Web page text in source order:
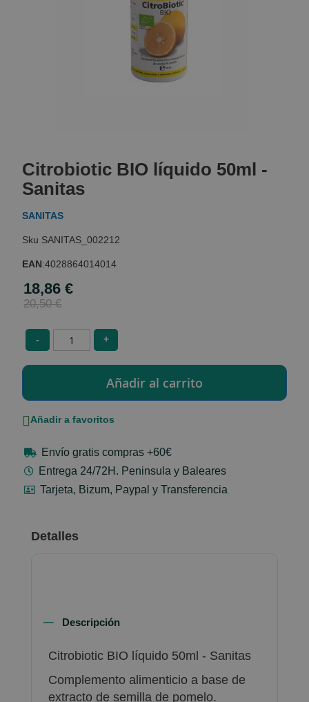
the
beginning
of
the
gallery
Citrobiotic BIO líquido 50ml -
Sanitas
SANITAS
SANITAS_002212
EAN:4028864014014
Special
Price
18,86 €
20,50 €
- +
Añadir a favoritos
Envío gratis compras +60€
Entrega 24/72H. Peninsula y Baleares
Tarjeta, Bizum, Paypal y Transferencia
Detalles
Descripción
Citrobiotic BIO líquido 50ml - Sanitas
Complemento alimenticio a base de
extracto de semilla de pomelo.